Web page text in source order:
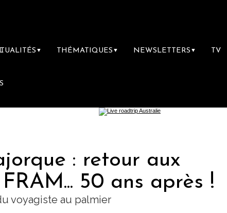
▼ THÉMATIQUES ▼ NEWSLETTERS ▼ TV
: retour aux
50 ans après !
voyagiste au palmier